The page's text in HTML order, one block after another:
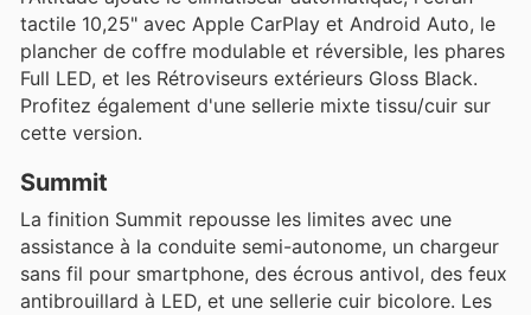
tactile 10,25" avec Apple CarPlay et Android Auto, le
plancher de coffre modulable et réversible, les phares
Full LED, et les Rétroviseurs extérieurs Gloss Black.
Profitez également d'une sellerie mixte tissu/cuir sur
cette version.
Summit
La finition Summit repousse les limites avec une
assistance à la conduite semi-autonome, un chargeur
sans fil pour smartphone, des écrous antivol, des feux
antibrouillard à LED, et une sellerie cuir bicolore. Les